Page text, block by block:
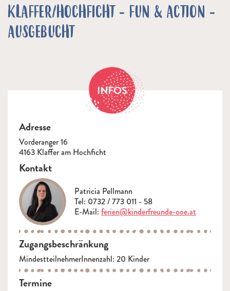
KLAFFER/HOCHFICHT - FUN & ACTION -
AUSGEBUCHT
INFOS
Adresse
Vorderanger 16
4163 Klaffer am Hochficht
Kontakt
Patricia Pellmann
Tel: 0732 / 773 011 - 58
E-Mail: ferien@kinderfreunde-ooe.at
Zugangsbeschränkung
MindestteilnehmerInnenzahl: 20 Kinder
Termine